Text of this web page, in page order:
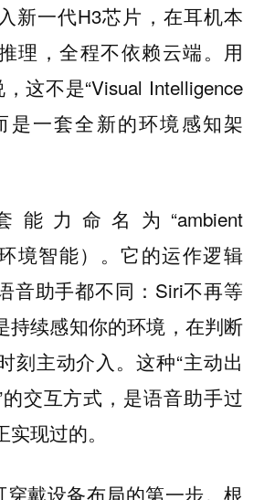
新一代H3芯片，在耳机本
理，全程不依赖云端。用
这不是“Visual Intelligence
是一套全新的环境感知架
力命名为“ambient
境智能）。它的运作逻辑
音助手都不同：Siri不再等
持续感知你的环境，在判断
刻主动介入。这种“主动出
交互方式，是语音助手过
现过的。
穿戴设备布局的第一步。根